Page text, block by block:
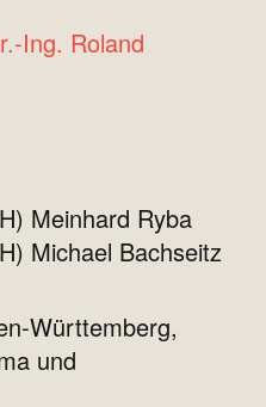
Roland
Meinhard Ryba
Michael Bachseitz
und